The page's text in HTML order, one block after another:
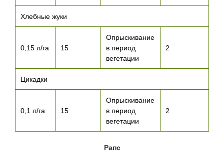
Хлебные жуки
0,15 л/га 15
Опрыскивание
в период
вегетации
2
Цикадки
0,1 л/га 15
Опрыскивание
в период
вегетации
2
Рапс